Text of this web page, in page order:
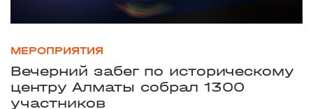
МЕРОПРИЯТИЯ
Вечерний забег по историческому
центру Алматы собрал 1300
участников